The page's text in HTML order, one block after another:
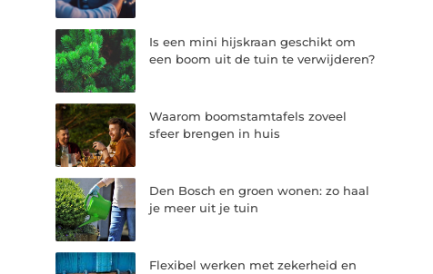
Is een mini hijskraan geschikt om
een boom uit de tuin te verwijderen?
Waarom boomstamtafels zoveel
sfeer brengen in huis
Den Bosch en groen wonen: zo haal
je meer uit je tuin
Flexibel werken met zekerheid en